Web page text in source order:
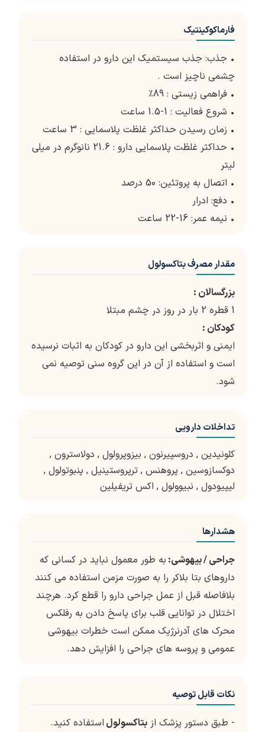
فارماکوکینتیک
• جذب: جذب سیستمیک این دارو در استفاده
چشمی ناچیز است .
• فراهمی زیستی : 89٪
• شروع فعالیت : 1-1.5 ساعت
• زمان رسیدن حداکثر غلظت پلاسمایی : 3 ساعت
• حداکثر غلظت پلاسمایی دارو : 21.6 نانوگرم در میلی
لیتر
• اتصال به پروتئین: 50 درصد
• دفع: ادرار
• نیمه عمر: 16-22 ساعت
مقدار مصرف بتاکسولول
بزرگسالان :
1 قطره 2 بار در روز در چشم مبتلا
کودکان :
ایمنی و اثربخشی این دارو در کودکان به اثبات نرسیده
است و استفاده از آن در این گروه سنی توصیه نمی
شود.
تداخلات دارویی
کلونیدین , دروسپیرنون , بیزوپرولول , دولاسترون ,
دوکسازوسین , پروهنس , ترپروستینیل , پنبوتولول ,
لیپیودول , نبیوولول , اکس تریفیلین
هشدارها
جراحی / بیهوشی: به طور معمول نباید در کسانی که
داروهای بتا بلاکر را به صورت مزمن استفاده می کنند
بلافاصله قبل از عمل جراحی دارو را قطع کرد. هرچند
اختلال در توانایی قلب برای پاسخ دادن به رفلکس
محرک های آدرنرژیک ممکن است خطرات بیهوشی
عمومی و پروسه های جراحی را افزایش دهد.
نکات قابل توصیه
- طبق دستور پزشک از بتاکسولول استفاده کنید.